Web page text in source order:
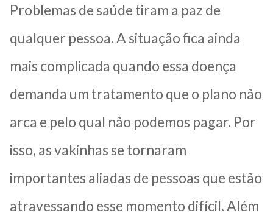
Problemas de saúde tiram a paz de
qualquer pessoa. A situação fica ainda
mais complicada quando essa doença
demanda um tratamento que o plano não
arca e pelo qual não podemos pagar. Por
isso, as vakinhas se tornaram
importantes aliadas de pessoas que estão
atravessando esse momento difícil. Além